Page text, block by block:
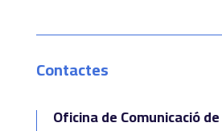
Contactes
Oficina de Comunicació de